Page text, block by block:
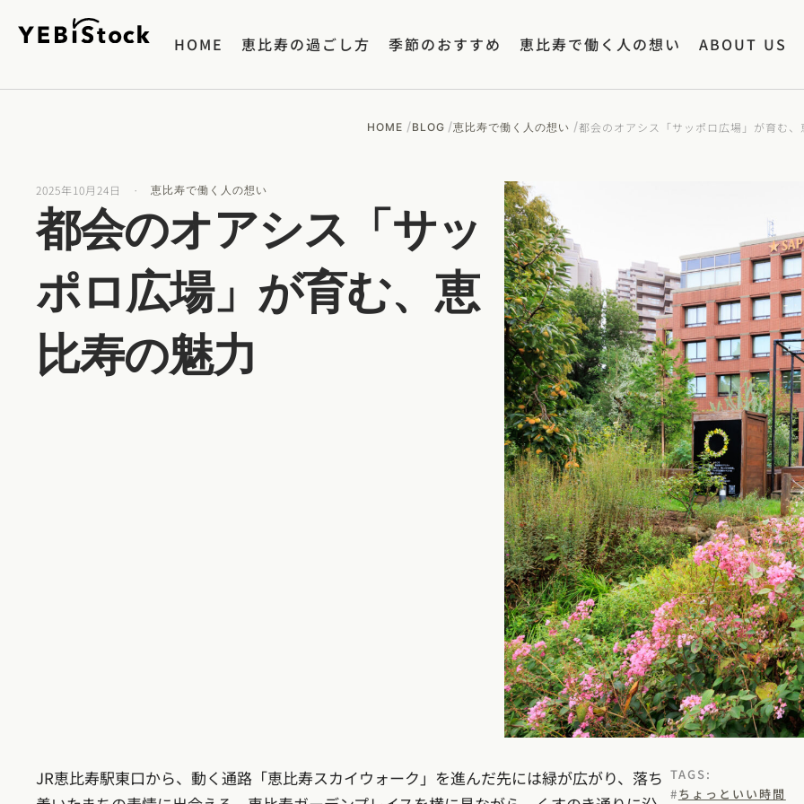
HOME 恵比寿の過ごし方 季節のおすすめ 恵比寿で働く人の想い ABOUT US
HOME /BLOG /恵比寿で働く人の想い /都会のオアシス「サッポロ広場」が育む
2025年10月24日 · 恵比寿で働く人の想い
都会のオアシス「サッ
ポロ広場」が育む、恵
比寿の魅力
JR恵比寿駅東口から、動く通路「恵比寿スカイウォーク」を進んだ先には緑が広がり、落ち TAGS:
ちょっといい時間